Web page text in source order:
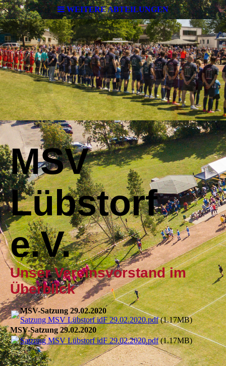
WEITERE ABTEILUNGEN
MSV
Lübstorf
e.V.
Unser Vereinsvorstand im
Überblick
MSV-Satzung 29.02.2020
Satzung MSV Lübstorf idF 29.02.2020.pdf(1.17MB)
MSV-Satzung 29.02.2020
Satzung MSV Lübstorf idF 29.02.2020.pdf(1.17MB)